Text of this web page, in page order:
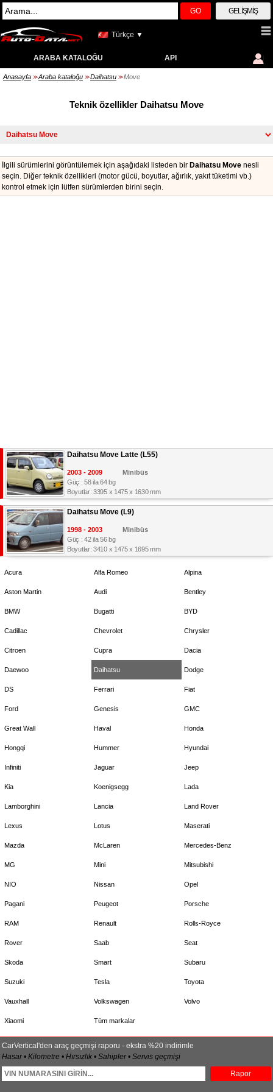
GO GELIŞMIŞ
Türkçe ▼
ARABA KATALOĞU API
Anasayfa >> Araba kataloğu >> Daihatsu >> Move
Teknik özellikler Daihatsu Move
İlgili sürümlerini görüntülemek için aşağıdaki listeden bir Daihatsu Move nesli
seçin. Diğer teknik özellikleri (motor gücü, boyutlar, ağırlık, yakıt tüketimi vb.)
kontrol etmek için lütfen sürümlerden birini seçin.
Daihatsu Move Latte (L55)
2003 - 2009
Minibüs
Güç : 58 ila 64 bg
Boyutlar: 3395 x 1475 x 1630 mm
Daihatsu Move (L9)
1998 - 2003
Minibüs
Güç : 42 ila 56 bg
Boyutlar: 3410 x 1475 x 1695 mm
Acura Alfa Romeo Alpina
Aston Martin Audi Bentley
BMW Bugatti BYD
Cadillac Chevrolet Chrysler
Citroen Cupra Dacia
Daewoo Daihatsu Dodge
DS Ferrari Fiat
Ford Genesis GMC
Great Wall Haval Honda
Hongqi Hummer Hyundai
Infiniti Jaguar Jeep
Kia Koenigsegg Lada
Lamborghini Lancia Land Rover
Lexus Lotus Maserati
Mazda McLaren Mercedes-Benz
MG Mini Mitsubishi
NIO Nissan Opel
Pagani Peugeot Porsche
RAM Renault Rolls-Royce
Rover Saab Seat
Skoda Smart Subaru
Suzuki Tesla Toyota
Vauxhall Volkswagen Volvo
Xiaomi Tüm markalar
CarVertical'den araç geçmişi raporu - ekstra %20 indirimle
Hasar • Kilometre • Hırsızlık • Sahipler • Servis geçmişi
Rapor